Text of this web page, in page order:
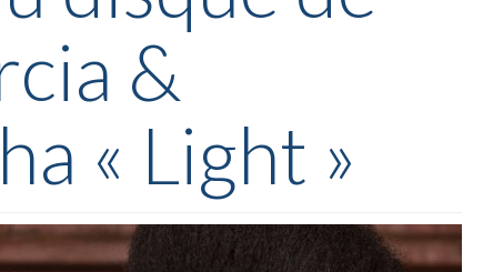
&
« Light »